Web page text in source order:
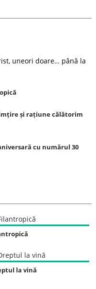
uneori doare… până la
și rațiune călătorim
cu numărul 30
la vină